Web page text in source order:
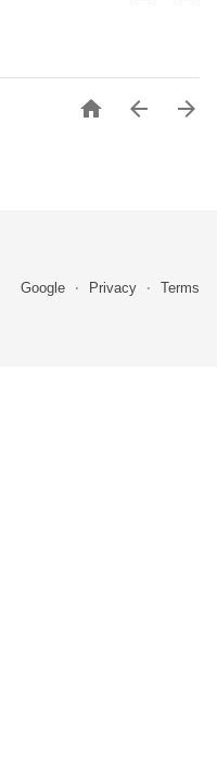
  
Google Privacy Terms